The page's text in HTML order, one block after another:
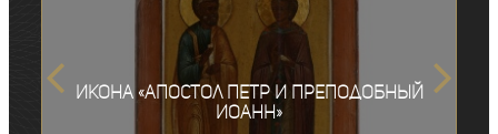
Икона «Апостол Петр и Преподобный
Иоанн»